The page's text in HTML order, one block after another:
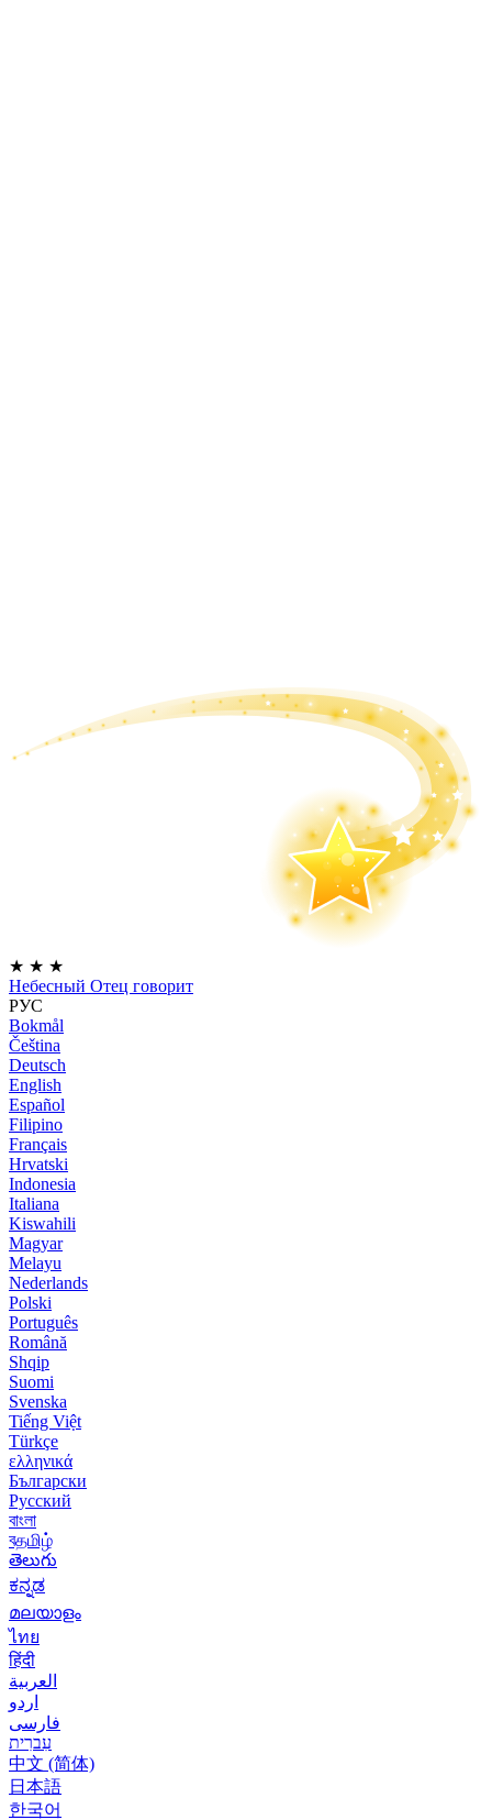
★ ★ ★
Небесный Отец говорит
РУС
Bokmål
Čeština
Deutsch
English
Español
Filipino
Français
Hrvatski
Indonesia
Italiana
Kiswahili
Magyar
Melayu
Nederlands
Polski
Português
Română
Shqip
Suomi
Svenska
Tiếng Việt
Türkçe
ελληνικά
Български
Русский
বাংলা
বதமிழ்
తెలుగు
ಕನ್ನಡ
മലയാളം
ไทย
हिंदी
العربية
اردو
فارسی
עִברִית
中文 (简体)
日本語
한국어